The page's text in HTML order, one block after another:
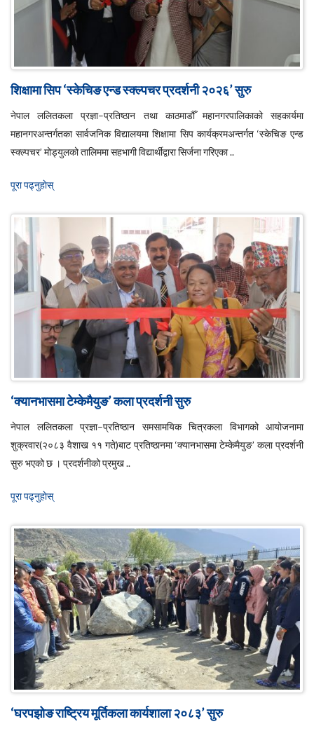
शिक्षामा सिप ‘स्केचिङ एन्ड स्क्ल्पचर प्रदर्शनी २०२६’ सुरु
नेपाल ललितकला प्रज्ञा–प्रतिष्ठान तथा काठमाडौँ महानगरपालिकाको सहकार्यमा
महानगरअन्तर्गतका सार्वजनिक विद्यालयमा शिक्षामा सिप कार्यक्रमअन्तर्गत ‘स्केचिङ एन्ड
स्क्ल्पचर’ मोड्युलको तालिममा सहभागी विद्यार्थीद्वारा सिर्जना गरिएका ..
पूरा पढ्नुहाेस्
‘क्यानभासमा टेम्केमैयुङ’ कला प्रदर्शनी सुरु
नेपाल ललितकला प्रज्ञा–प्रतिष्ठान समसामयिक चित्रकला विभागको आयोजनामा
शुक्रवार(२०८३ वैशाख ११ गते)बाट प्रतिष्ठानमा ‘क्यानभासमा टेम्केमैयुङ’ कला प्रदर्शनी
सुरु भएको छ । प्रदर्शनीको प्रमुख ..
पूरा पढ्नुहाेस्
‘घरपझोङ राष्ट्रिय मूर्तिकला कार्यशाला २०८३’ सुरु